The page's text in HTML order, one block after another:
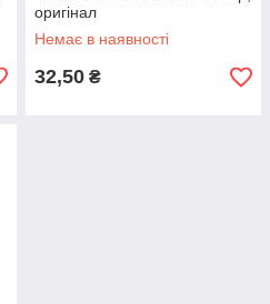
оригінал
Немає в наявності
32,50 ₴